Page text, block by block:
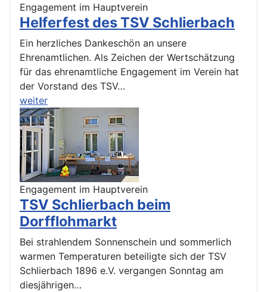
Engagement im Hauptverein
Helferfest des TSV Schlierbach
Ein herzliches Dankeschön an unsere
Ehrenamtlichen. Als Zeichen der Wertschätzung
für das ehrenamtliche Engagement im Verein hat
der Vorstand des TSV…
weiter
Engagement im Hauptverein
TSV Schlierbach beim
Dorfflohmarkt
Bei strahlendem Sonnenschein und sommerlich
warmen Temperaturen beteiligte sich der TSV
Schlierbach 1896 e.V. vergangen Sonntag am
diesjährigen…